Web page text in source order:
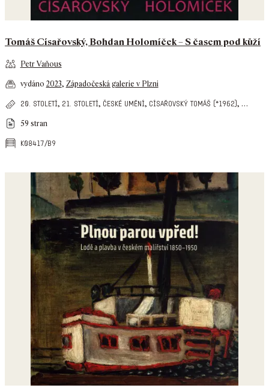
Tomáš Císařovský, Bohdan Holomíček – S časem pod kůží
Petr Vaňous
vydáno 2023, Západočeská galerie v Plzni
20. století, 21. století, české umění, císařovský tomáš (*1962), …
59 stran
k08417/b9